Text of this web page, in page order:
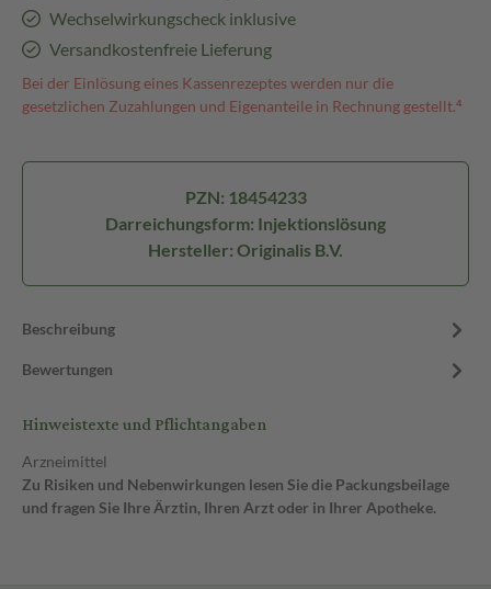
Wechselwirkungscheck inklusive
Versandkostenfreie Lieferung
Bei der Einlösung eines Kassenrezeptes werden nur die
gesetzlichen Zuzahlungen und Eigenanteile in Rechnung gestellt.⁴
PZN: 18454233
Darreichungsform: Injektionslösung
Hersteller: Originalis B.V.
Beschreibung
Bewertungen
Hinweistexte und Pflichtangaben
Arzneimittel
Zu Risiken und Nebenwirkungen lesen Sie die Packungsbeilage
und fragen Sie Ihre Ärztin, Ihren Arzt oder in Ihrer Apotheke.